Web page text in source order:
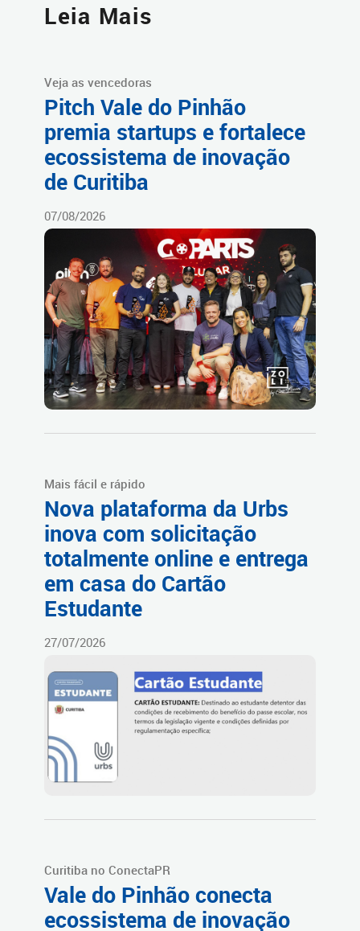
Leia Mais
Veja as vencedoras
Pitch Vale do Pinhão
premia startups e fortalece
ecossistema de inovação
de Curitiba
07/08/2026
Mais fácil e rápido
Nova plataforma da Urbs
inova com solicitação
totalmente online e entrega
em casa do Cartão
Estudante
27/07/2026
Curitiba no ConectaPR
Vale do Pinhão conecta
ecossistema de inovação